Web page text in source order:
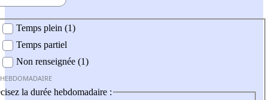
Temps plein (1)
Temps partiel
Non renseignée (1)
la durée hebdomadaire :